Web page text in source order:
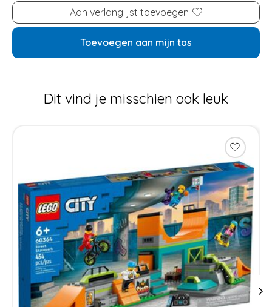
Aan verlanglijst toevoegen
Toevoegen aan mijn tas
Dit vind je misschien ook leuk